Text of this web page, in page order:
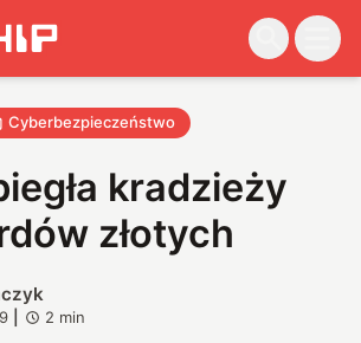
Cyberbezpieczeństwo
kradzieży
złotych
2 min